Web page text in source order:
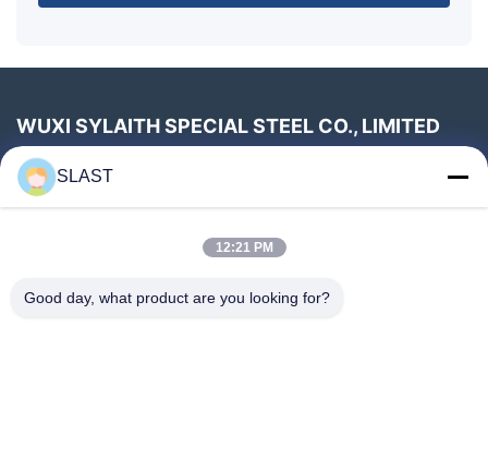
WUXI SYLAITH SPECIAL STEEL CO., LIMITED
Телефон:86--18896820017
электронная почта:sales2@slssteel.com
SLAST
12:21 PM
Good day, what product are you looking for?